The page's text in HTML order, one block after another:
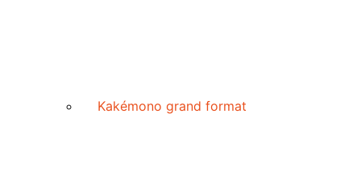
Kakémono grand format